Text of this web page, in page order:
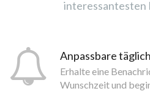
interessantesten
Anpassbare
Erhalte eine
Wunschzeit und